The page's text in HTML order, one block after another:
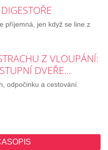
příjemná, jen když se line z
Z VLOUPÁNÍ:
DVEŘE…
odpočinku a cestování.